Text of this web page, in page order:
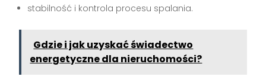
stabilność i kontrola procesu spalania.
Gdzie i jak uzyskać świadectwo
energetyczne dla nieruchomości?